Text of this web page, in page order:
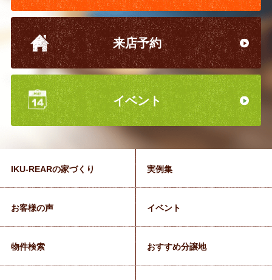
来店予約
イベント
IKU-REARの家づくり 実例集
お客様の声 イベント
物件検索 おすすめ分譲地